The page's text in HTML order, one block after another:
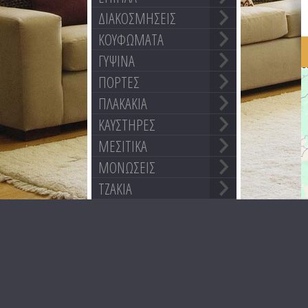
ΔΙΑΚΟΣΜΗΣΕΙΣ
ΚΟΥΦΩΜΑΤΑ
ΓΥΨΙΝΑ
ΠΟΡΤΕΣ
ΠΛΑΚΑΚΙΑ
ΚΑΥΣΤΗΡΕΣ
ΜΕΣΙΤΙΚΑ
ΜΟΝΩΣΕΙΣ
ΤΖΑΚΙΑ